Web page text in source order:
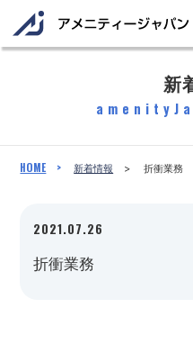
新
HOME 新着情報 折衝業務
2021.07.26
折衝業務